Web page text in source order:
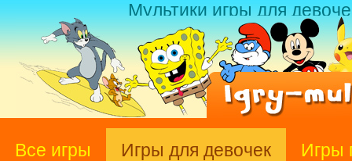
Мультики игры для
Все игры Игры для девочек Игры